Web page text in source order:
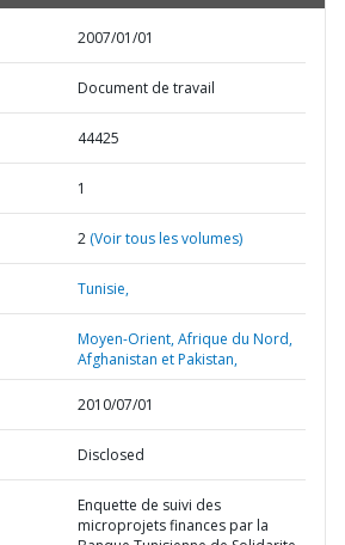
2007/01/01
Document de travail
44425
1
2 (Voir tous les volumes)
Tunisie,
Moyen-Orient, Afrique du Nord,
Afghanistan et Pakistan,
2010/07/01
Disclosed
Enquette de suivi des
microprojets finances par la